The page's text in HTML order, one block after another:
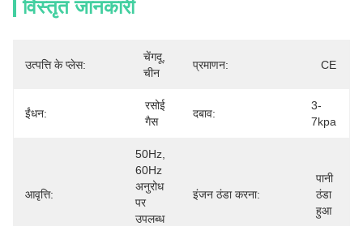
विस्तृत जानकारी
उत्पत्ति के प्लेस:
चेंगदू,
चीन
प्रमाणन: CE
ईंधन:
रसोई
गैस
दबाव:
3-
7kpa
आवृत्ति:
50Hz,
60Hz
अनुरोध
पर
उपलब्ध
इंजन ठंडा करना:
पानी
ठंडा
हुआ